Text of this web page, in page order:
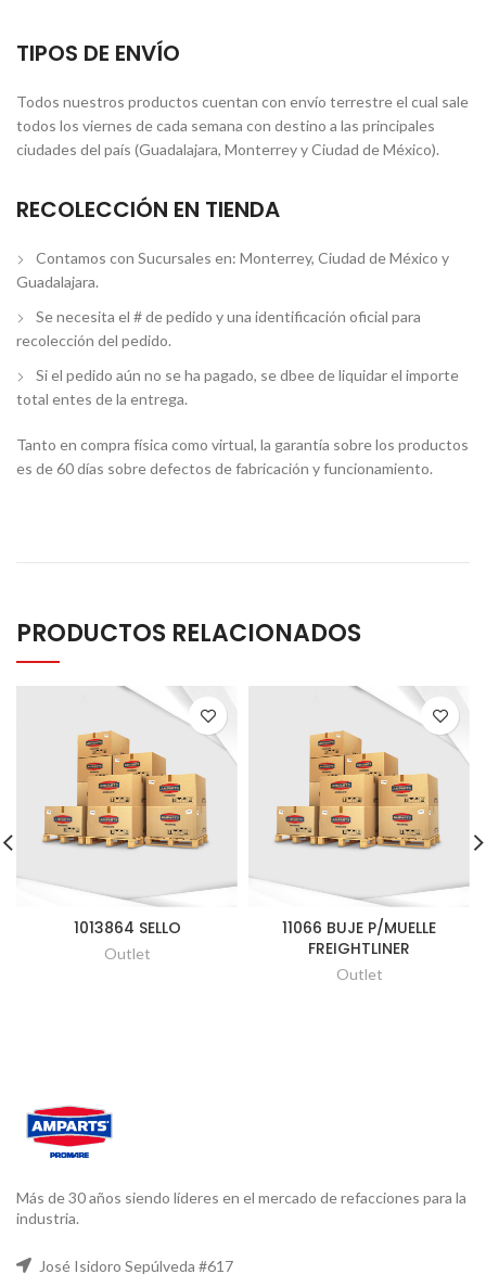
TIPOS DE ENVÍO
Todos nuestros productos cuentan con envío terrestre el cual sale
todos los viernes de cada semana con destino a las principales
ciudades del país (Guadalajara, Monterrey y Ciudad de México).
RECOLECCIÓN EN TIENDA
Contamos con Sucursales en: Monterrey, Ciudad de México y
Guadalajara.
Se necesita el # de pedido y una identificación oficial para
recolección del pedido.
Si el pedido aún no se ha pagado, se dbee de liquidar el importe
total entes de la entrega.
Tanto en compra física como virtual, la garantía sobre los productos
es de 60 días sobre defectos de fabricación y funcionamiento.
PRODUCTOS RELACIONADOS
1013864 SELLO
Outlet
11066 BUJE P/MUELLE
FREIGHTLINER
Outlet
Más de 30 años siendo líderes en el mercado de refacciones para la
industria.
José Isidoro Sepúlveda #617